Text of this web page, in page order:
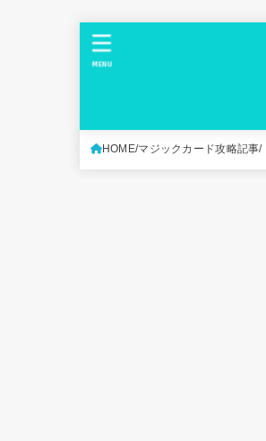
MENU
HOME マジックカード攻略記事